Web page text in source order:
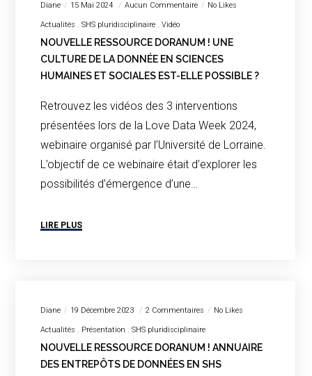
Diane 15 Mai 2024 Aucun Commentaire No Likes
Actualités SHS pluridisciplinaire Vidéo
NOUVELLE RESSOURCE DORANUM ! UNE
CULTURE DE LA DONNÉE EN SCIENCES
HUMAINES ET SOCIALES EST-ELLE POSSIBLE ?
Retrouvez les vidéos des 3 interventions
présentées lors de la Love Data Week 2024,
webinaire organisé par l’Université de Lorraine.
L’objectif de ce webinaire était d’explorer les
possibilités d’émergence d’une…
LIRE PLUS
Diane 19 Décembre 2023 2 Commentaires No Likes
Actualités Présentation SHS pluridisciplinaire
NOUVELLE RESSOURCE DORANUM ! ANNUAIRE
DES ENTREPÔTS DE DONNÉES EN SHS